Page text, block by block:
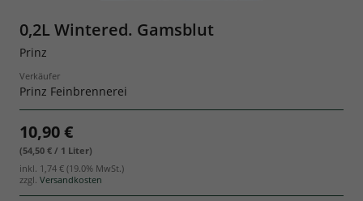
0,2L Wintered. Gamsblut
Prinz
Verkäufer
Prinz Feinbrennerei
10,90 €
(54,50 € / 1 Liter)
inkl. 1,74 € (19.0% MwSt.)
zzgl. Versandkosten